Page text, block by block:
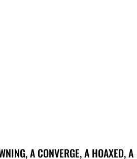
A CONVERGE, A HOAXED, A